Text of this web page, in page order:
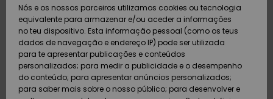
Calçado e
chinelos
Surfe/água
Calçado e
chinelos
Surfe/água
Highlights
Snow
SURF
Highlights
Community
SNOW
Criança
Snow Shop
Feminino
DUPLA
PROMO
Outlet
Mulher
Pagamento
Cartão
presente
Nós e os nossos parceiros utilizamos cookies ou tecnologia
equivalente para armazenar e/ou aceder a informações
no teu dispositivo. Esta informação pessoal (como os teus
dados de navegação e endereço IP) pode ser utilizada
para te apresentar publicações e conteúdos
personalizados; para medir a publicidade e o desempenho
do conteúdo; para apresentar anúncios personalizados;
para saber mais sobre o nosso público; para desenvolver e